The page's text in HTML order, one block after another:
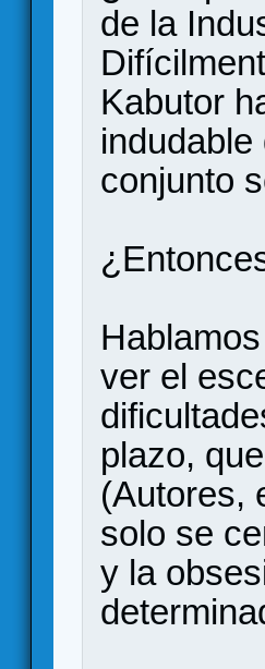
de la
Kabutor
conjunto
ver el
plazo,
(Autores,
solo se
y la